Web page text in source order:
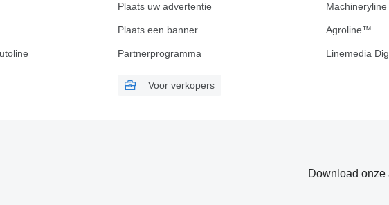
Plaats uw advertentie
Plaats een banner
Partnerprogramma
Voor verkopers
Agroline™
Linemedia
Download onze